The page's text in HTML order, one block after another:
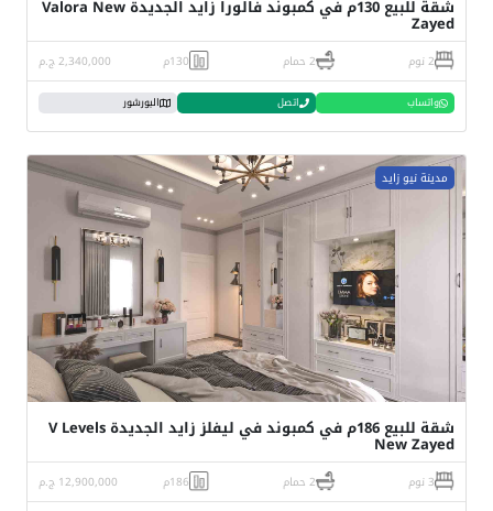
شقة للبيع 130م في كمبوند فالورا زايد الجديدة Valora New
Zayed
2 نوم 2 حمام 130م 2,340,000 ج.م
واتساب اتصل البورشور
مدينة نيو زايد
شقة للبيع 186م في كمبوند في ليفلز زايد الجديدة V Levels
New Zayed
3 نوم 2 حمام 186م 12,900,000 ج.م